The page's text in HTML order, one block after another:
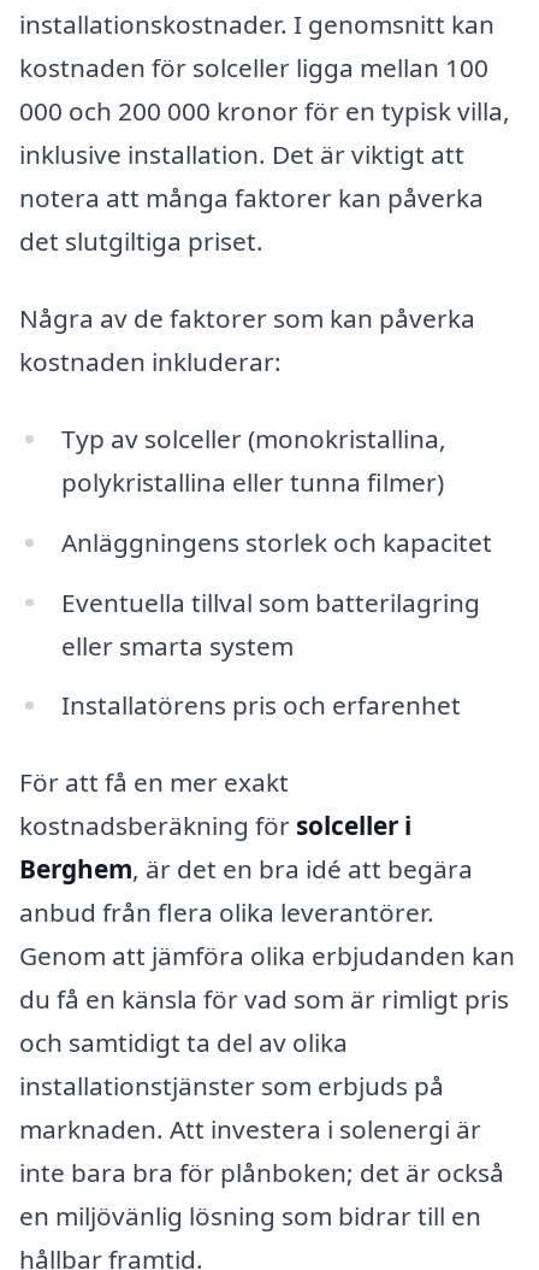
installationskostnader. I genomsnitt kan
kostnaden för solceller ligga mellan 100
000 och 200 000 kronor för en typisk villa,
inklusive installation. Det är viktigt att
notera att många faktorer kan påverka
det slutgiltiga priset.
Några av de faktorer som kan påverka
kostnaden inkluderar:
Typ av solceller (monokristallina,
polykristallina eller tunna filmer)
Anläggningens storlek och kapacitet
Eventuella tillval som batterilagring
eller smarta system
Installatörens pris och erfarenhet
För att få en mer exakt
kostnadsberäkning för solceller i
Berghem, är det en bra idé att begära
anbud från flera olika leverantörer.
Genom att jämföra olika erbjudanden kan
du få en känsla för vad som är rimligt pris
och samtidigt ta del av olika
installationstjänster som erbjuds på
marknaden. Att investera i solenergi är
inte bara bra för plånboken; det är också
en miljövänlig lösning som bidrar till en
hållbar framtid.